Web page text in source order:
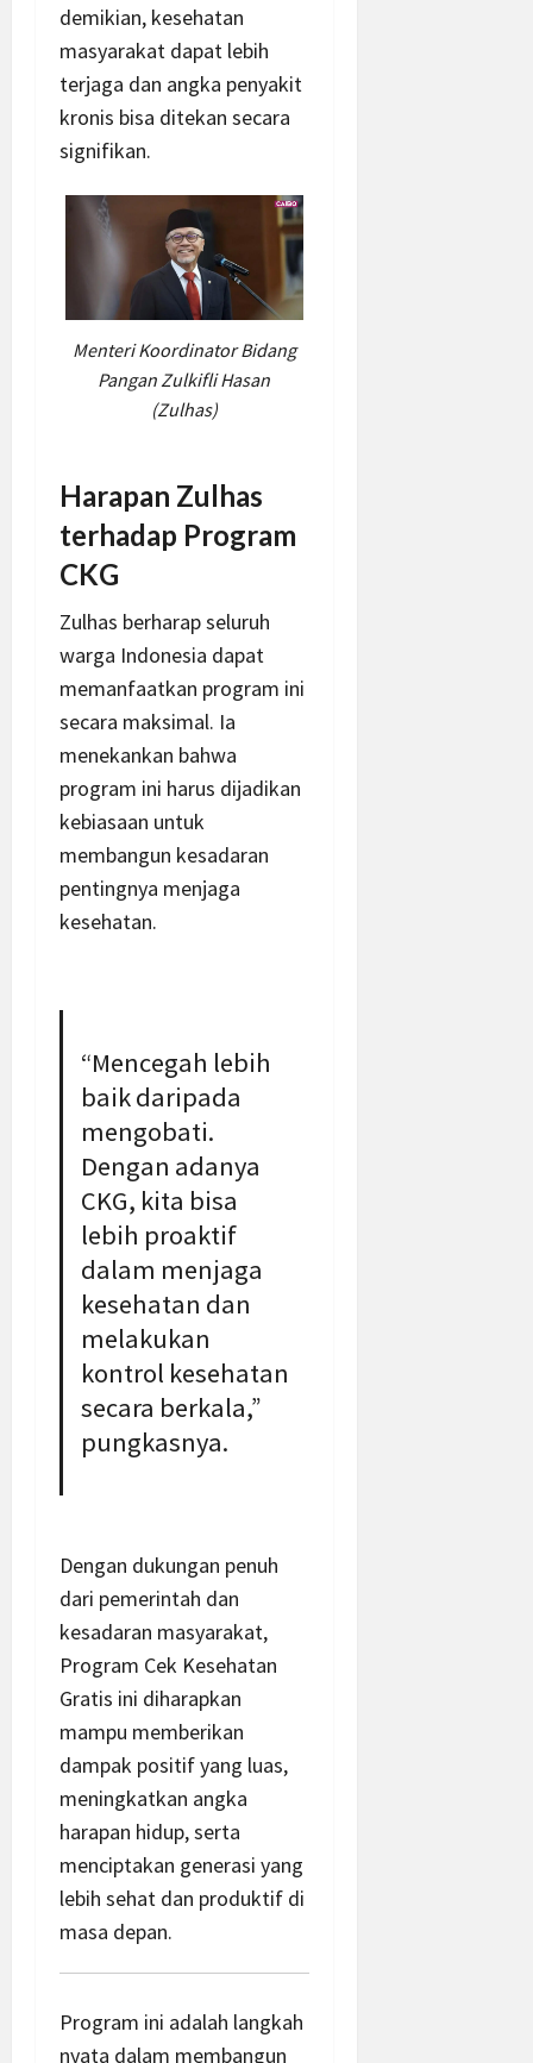
demikian, kesehatan
masyarakat dapat lebih
terjaga dan angka penyakit
kronis bisa ditekan secara
signifikan.
Menteri Koordinator Bidang
Pangan Zulkifli Hasan
(Zulhas)
Harapan Zulhas
terhadap Program
CKG
Zulhas berharap seluruh
warga Indonesia dapat
memanfaatkan program ini
secara maksimal. Ia
menekankan bahwa
program ini harus dijadikan
kebiasaan untuk
membangun kesadaran
pentingnya menjaga
kesehatan.
“Mencegah lebih
baik daripada
mengobati.
Dengan adanya
CKG, kita bisa
lebih proaktif
dalam menjaga
kesehatan dan
melakukan
kontrol kesehatan
secara berkala,”
pungkasnya.
Dengan dukungan penuh
dari pemerintah dan
kesadaran masyarakat,
Program Cek Kesehatan
Gratis ini diharapkan
mampu memberikan
dampak positif yang luas,
meningkatkan angka
harapan hidup, serta
menciptakan generasi yang
lebih sehat dan produktif di
masa depan.
Program ini adalah langkah
nyata dalam membangun